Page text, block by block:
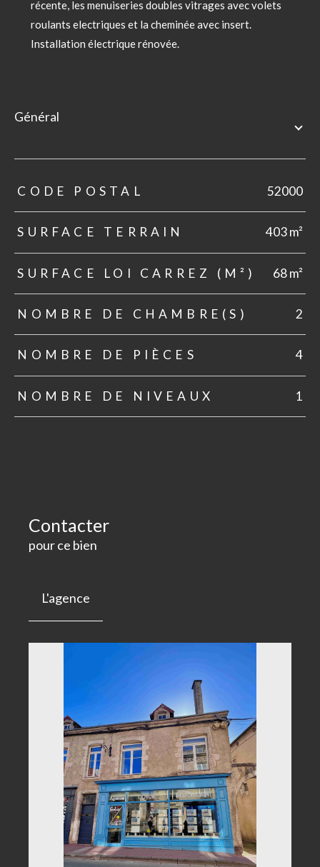
récente, les menuiseries doubles vitrages avec volets
roulants electriques et la cheminée avec insert.
Installation électrique rénovée.
général
TRAD_ZEPHYR_Caracteristique TRAD_ZEPHYR_Valeurs
CODE POSTAL 52000
SURFACE TERRAIN 403 m²
SURFACE LOI CARREZ (M²) 68 m²
NOMBRE DE CHAMBRE(S) 2
NOMBRE DE PIÈCES 4
NOMBRE DE NIVEAUX 1
Contacter
pour ce bien
L'agence